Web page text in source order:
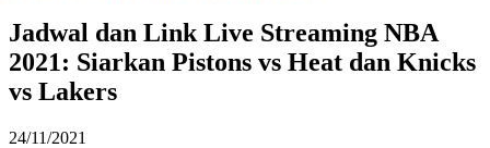
Jadwal dan Link Live Streaming NBA
2021: Siarkan Pistons vs Heat dan Knicks
vs Lakers
24/11/2021